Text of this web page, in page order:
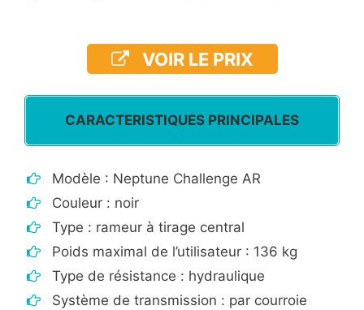
VOIR LE PRIX
CARACTERISTIQUES PRINCIPALES
Modèle : Neptune Challenge AR
Couleur : noir
Type : rameur à tirage central
Poids maximal de l’utilisateur : 136 kg
Type de résistance : hydraulique
Système de transmission : par courroie